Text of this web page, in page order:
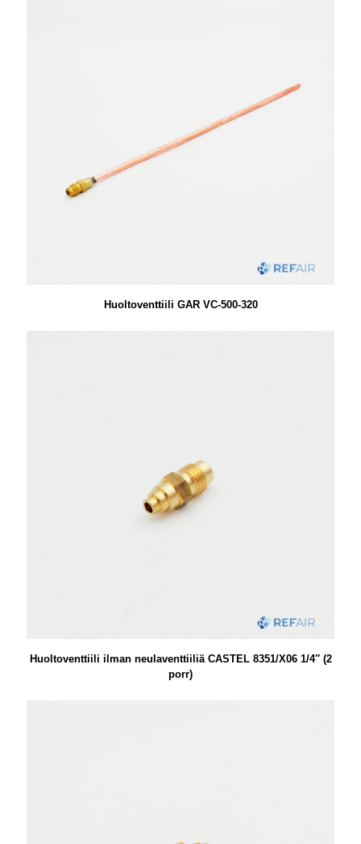
Huoltoventtiili GAR VC-500-320
Huoltoventtiili ilman neulaventtiiliä CASTEL 8351/X06 1/4″ (2
porr)